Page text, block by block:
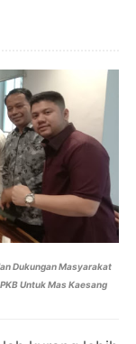
Dukungan Masyarakat
Untuk Mas Kaesang